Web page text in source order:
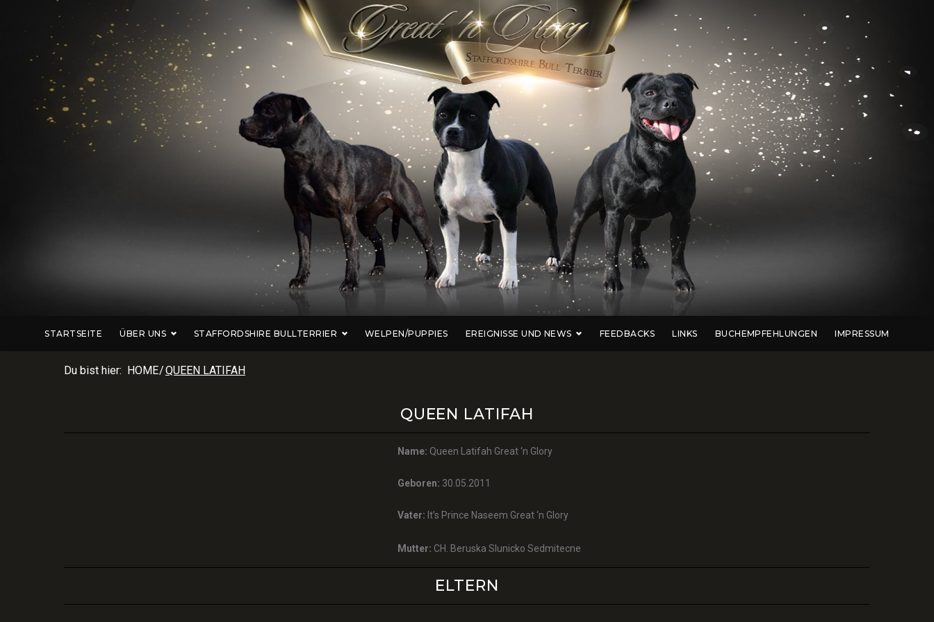
STARTSEITE ÜBER UNS STAFFORDSHIRE BULLTERRIER WELPEN/PUPPIES EREIGNISSE UND NEWS FEEDBACKS LINKS BUCHEMPFEHLUNGEN IMPRESSUM
Du bist hier: HOME/QUEEN LATIFAH
QUEEN LATIFAH
Name: Queen Latifah Great ‘n Glory
Geboren: 30.05.2011
Vater: It’s Prince Naseem Great ‘n Glory
Mutter: CH. Beruska Slunicko Sedmitecne
ELTERN